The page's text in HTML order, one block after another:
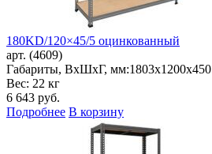
180KD/120×45/5 оцинкованный
арт. (4609)
Габариты, ВxШxГ, мм:1803x1200x450
Вес: 22 кг
6 643 руб.
Подробнее В корзину